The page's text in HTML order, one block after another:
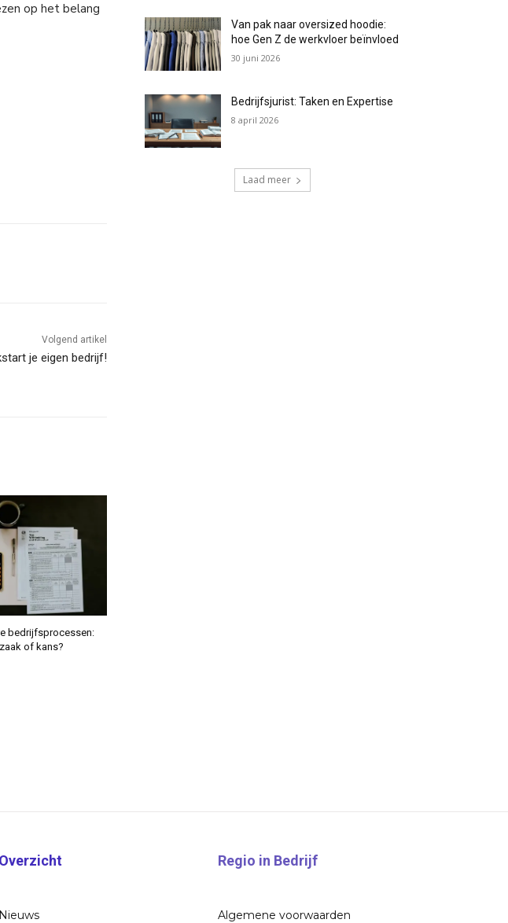
op het belang
Volgend artikel
je eigen bedrijf!
bedrijfsprocessen:
of kans?
Van pak naar oversized hoodie:
hoe Gen Z de werkvloer beïnvloed
30 juni 2026
Bedrijfsjurist: Taken en Expertise
8 april 2026
Laad meer
Overzicht
Nieuws
Regio in Bedrijf
Algemene voorwaarden